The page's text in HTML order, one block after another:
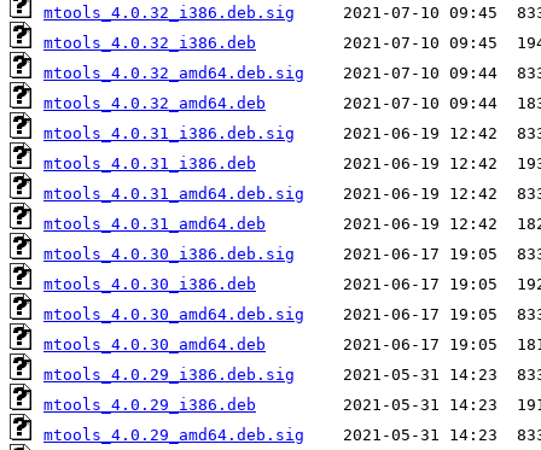
mtools_4.0.32_i386.deb.sig
mtools_4.0.32_i386.deb
mtools_4.0.32_amd64.deb.sig
mtools_4.0.32_amd64.deb
mtools_4.0.31_i386.deb.sig
mtools_4.0.31_i386.deb
mtools_4.0.31_amd64.deb.sig
mtools_4.0.31_amd64.deb
mtools_4.0.30_i386.deb.sig
mtools_4.0.30_i386.deb
mtools_4.0.30_amd64.deb.sig
mtools_4.0.30_amd64.deb
mtools_4.0.29_i386.deb.sig
mtools_4.0.29_i386.deb
mtools_4.0.29_amd64.deb.sig